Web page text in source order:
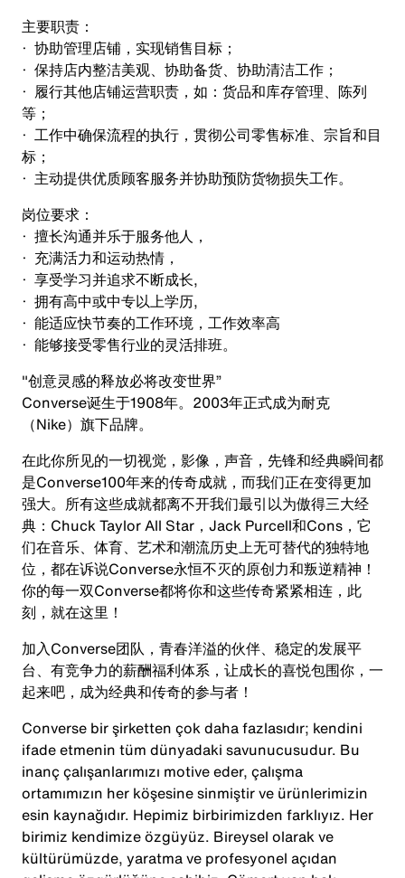
主要职责：
· 协助管理店铺，实现销售目标；
· 保持店内整洁美观、协助备货、协助清洁工作；
· 履行其他店铺运营职责，如：货品和库存管理、陈列
等；
· 工作中确保流程的执行，贯彻公司零售标准、宗旨和目
标；
· 主动提供优质顾客服务并协助预防货物损失工作。
岗位要求：
· 擅长沟通并乐于服务他人，
· 充满活力和运动热情，
· 享受学习并追求不断成长,
· 拥有高中或中专以上学历,
· 能适应快节奏的工作环境，工作效率高
· 能够接受零售行业的灵活排班。
"创意灵感的释放必将改变世界”
Converse诞生于1908年。2003年正式成为耐克
（Nike）旗下品牌。
在此你所见的一切视觉，影像，声音，先锋和经典瞬间都
是Converse100年来的传奇成就，而我们正在变得更加
强大。所有这些成就都离不开我们最引以为傲得三大经
典：Chuck Taylor All Star，Jack Purcell和Cons，它
们在音乐、体育、艺术和潮流历史上无可替代的独特地
位，都在诉说Converse永恒不灭的原创力和叛逆精神！
你的每一双Converse都将你和这些传奇紧紧相连，此
刻，就在这里！
加入Converse团队，青春洋溢的伙伴、稳定的发展平
台、有竞争力的薪酬福利体系，让成长的喜悦包围你，一
起来吧，成为经典和传奇的参与者！
Converse bir şirketten çok daha fazlasıdır; kendini
ifade etmenin tüm dünyadaki savunucusudur. Bu
inanç çalışanlarımızı motive eder, çalışma
ortamımızın her köşesine sinmiştir ve ürünlerimizin
esin kaynağıdır. Hepimiz birbirimizden farklıyız. Her
birimiz kendimize özgüyüz. Bireysel olarak ve
kültürümüzde, yaratma ve profesyonel açıdan